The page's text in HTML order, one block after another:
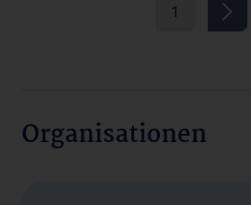
1
Organisationen